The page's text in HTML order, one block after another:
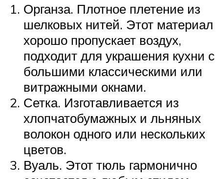
Органза. Плотное плетение из
шелковых нитей. Этот материал
хорошо пропускает воздух,
подходит для украшения кухни с
большими классическими или
витражными окнами.
Сетка. Изготавливается из
хлопчатобумажных и льняных
волокон одного или нескольких
цветов.
Вуаль. Этот тюль гармонично